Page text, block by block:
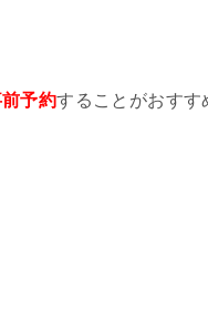
予約することがおすす